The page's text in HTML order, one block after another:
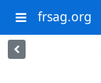
frsag.org